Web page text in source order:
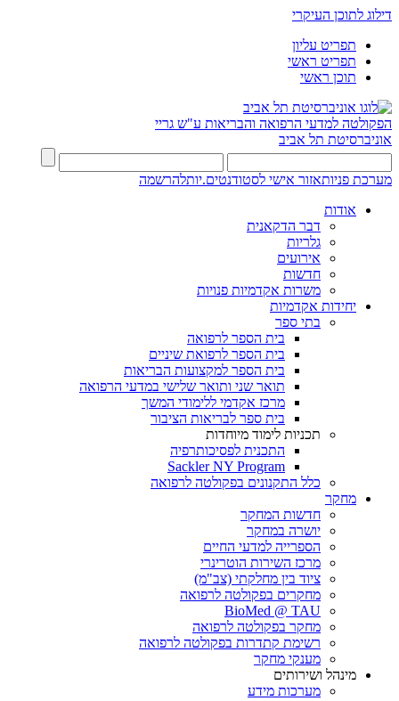
דילוג לתוכן העיקרי
תפריט עליון
תפריט ראשי
תוכן ראשי
הפקולטה למדעי הרפואה והבריאות ע"ש גריי
אוניברסיטת תל אביב
מערכת פניותאזור אישי לסטודנטים.יותלהרשמה
אודות
דבר הדקאנית
גלריות
אירועים
חדשות
משרות אקדמיות פנויות
יחידות אקדמיות
בתי ספר
בית הספר לרפואה
בית הספר לרפואת שיניים
בית הספר למקצועות הבריאות
תואר שני ותואר שלישי במדעי הרפואה
מרכז אקדמי ללימודי המשך
בית ספר לבריאות הציבור
תכניות לימוד מיוחדות
התכנית לפסיכותרפיה
Sackler NY Program
כלל התקנונים בפקולטה לרפואה
מחקר
חדשות המחקר
יושרה במחקר
הספרייה למדעי החיים
מרכז השירות הוטרינרי
ציוד בין מחלקתי (צב"מ)
מחקרים בפקולטה לרפואה
BioMed @ TAU
מחקר בפקולטה לרפואה
רשימת קתדרות בפקולטה לרפואה
מענקי מחקר
מינהל ושירותים
מערכות מידע